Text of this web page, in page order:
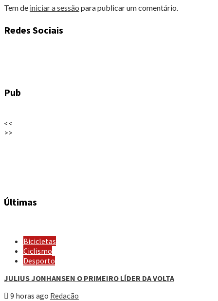
Tem de iniciar a sessão para publicar um comentário.
Redes Sociais
Pub
<<
>>
Últimas
Bicicletas
Ciclismo
Desporto
JULIUS JONHANSEN O PRIMEIRO LÍDER DA VOLTA
9 horas ago Redação